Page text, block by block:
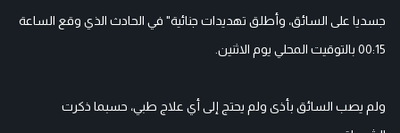
جسديا على السائق، وأطلق تهديدات جنائية" في الحادث الذي وقع الساعة
00:15 بالتوقيت المحلي يوم الاثنين.
ولم يصب السائق بأذى ولم يحتج إلى أي علاج طبي، حسبما ذكرت